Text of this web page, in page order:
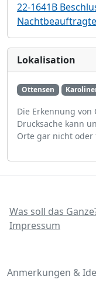
22-1641B
Lokalisation
Ottensen
Die Erkennung von
Drucksache kann
Orte gar nicht
Was soll das
Impressum
Anmerkungen &